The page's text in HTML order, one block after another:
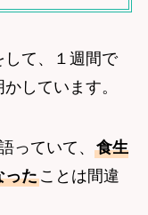
して、１週間で
しています。
っていて、 食生
ったことは間違